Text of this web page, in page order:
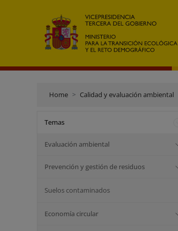
Home Calidad y evaluación ambiental
Temas
Evaluación ambiental
Prevención y gestión de residuos
Suelos contaminados
Economía circular